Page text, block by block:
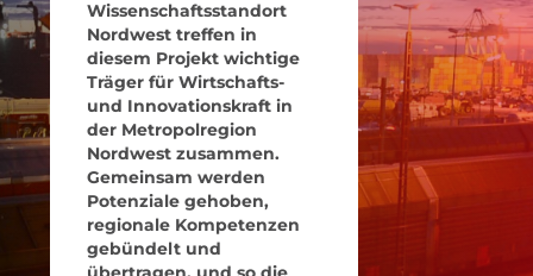
Wissenschaftsstandort
Nordwest treffen in
diesem Projekt wichtige
Träger für Wirtschafts-
und Innovationskraft in
der Metropolregion
Nordwest zusammen.
Gemeinsam werden
Potenziale gehoben,
regionale Kompetenzen
gebündelt und